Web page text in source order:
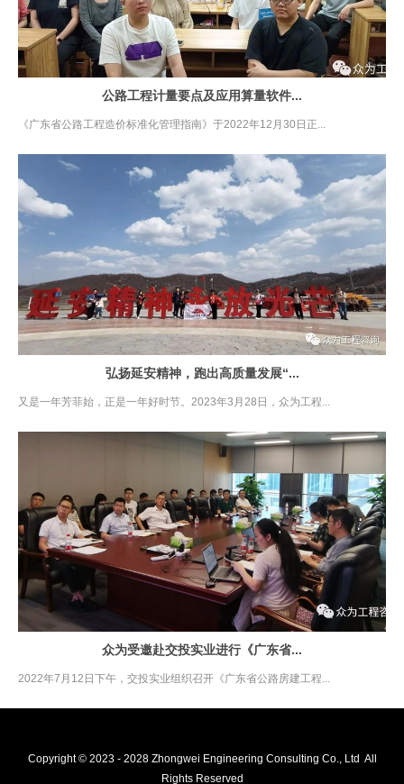
公路工程计量要点及应用算量软件...
《广东省公路工程造价标准化管理指南》于2022年12月30日正...
弘扬延安精神，跑出高质量发展“...
又是一年芳菲始，正是一年好时节。2023年3月28日，众为工程...
众为受邀赴交投实业进行《广东省...
2022年7月12日下午，交投实业组织召开《广东省公路房建工程...
Copyright © 2023 - 2028 Zhongwei Engineering Consulting Co., Ltd All
Rights Reserved